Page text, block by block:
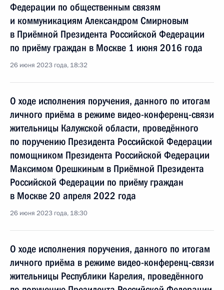
Федерации по общественным связям
и коммуникациям Александром Смирновым
в Приёмной Президента Российской Федерации
по приёму граждан в Москве 1 июня 2016 года
26 июня 2023 года, 18:32
О ходе исполнения поручения, данного по итогам
личного приёма в режиме видео-конференц-связи
жительницы Калужской области, проведённого
по поручению Президента Российской Федерации
помощником Президента Российской Федерации
Максимом Орешкиным в Приёмной Президента
Российской Федерации по приёму граждан
в Москве 20 апреля 2022 года
26 июня 2023 года, 18:30
О ходе исполнения поручения, данного по итогам
личного приёма в режиме видео-конференц-связи
жительницы Республики Карелия, проведённого